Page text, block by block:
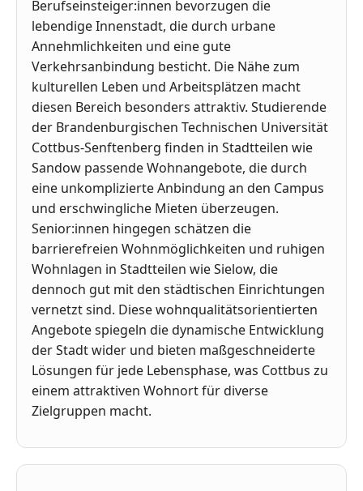
Berufseinsteiger:innen bevorzugen die
lebendige Innenstadt, die durch urbane
Annehmlichkeiten und eine gute
Verkehrsanbindung besticht. Die Nähe zum
kulturellen Leben und Arbeitsplätzen macht
diesen Bereich besonders attraktiv. Studierende
der Brandenburgischen Technischen Universität
Cottbus-Senftenberg finden in Stadtteilen wie
Sandow passende Wohnangebote, die durch
eine unkomplizierte Anbindung an den Campus
und erschwingliche Mieten überzeugen.
Senior:innen hingegen schätzen die
barrierefreien Wohnmöglichkeiten und ruhigen
Wohnlagen in Stadtteilen wie Sielow, die
dennoch gut mit den städtischen Einrichtungen
vernetzt sind. Diese wohnqualitätsorientierten
Angebote spiegeln die dynamische Entwicklung
der Stadt wider und bieten maßgeschneiderte
Lösungen für jede Lebensphase, was Cottbus zu
einem attraktiven Wohnort für diverse
Zielgruppen macht.